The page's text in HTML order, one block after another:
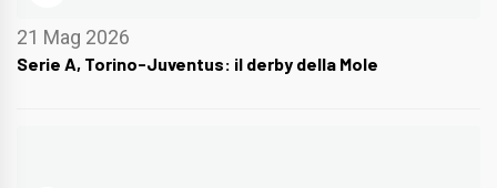
21 Mag 2026
Serie A, Torino-Juventus: il derby della Mole